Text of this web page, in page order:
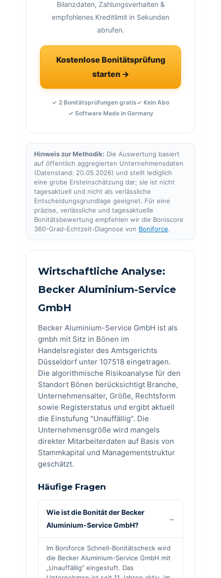
Bilanzdaten, Zahlungsverhalten &
empfohlenes Kreditlimit in Sekunden
abrufen.
Kostenlose Bonitätsprüfung
starten →
✓ 2 Bonitätsprüfungen gratis✓ Kein Abo
✓ Software Made in Germany
Hinweis zur Methodik: Die Auswertung basiert
auf öffentlich aggregierten Unternehmensdaten
(Datenstand: 20.05.2026) und stellt lediglich
eine grobe Ersteinschätzung dar; sie ist nicht
tagesaktuell und nicht als verlässliche
Entscheidungsgrundlage geeignet. Für eine
präzise, verlässliche und tagesaktuelle
Bonitätsbewertung empfehlen wir die Boniscore
360-Grad-Echtzeit-Diagnose von Boniforce.
Wirtschaftliche Analyse:
Becker Aluminium-Service
GmbH
Becker Aluminium-Service GmbH ist als
gmbh mit Sitz in Bönen im
Handelsregister des Amtsgerichts
Düsseldorf unter 107518 eingetragen.
Die algorithmische Risikoanalyse für den
Standort Bönen berücksichtigt Branche,
Unternehmensalter, Größe, Rechtsform
sowie Registerstatus und ergibt aktuell
die Einstufung "Unauffällig". Die
Unternehmensgröße wird mangels
direkter Mitarbeiterdaten auf Basis von
Stammkapital und Managementstruktur
geschätzt.
Häufige Fragen
Wie ist die Bonität der Becker
Aluminium-Service GmbH?
Im Boniforce Schnell-Bonitätscheck wird
die Becker Aluminium-Service GmbH mit
„Unauffällig“ eingestuft. Das